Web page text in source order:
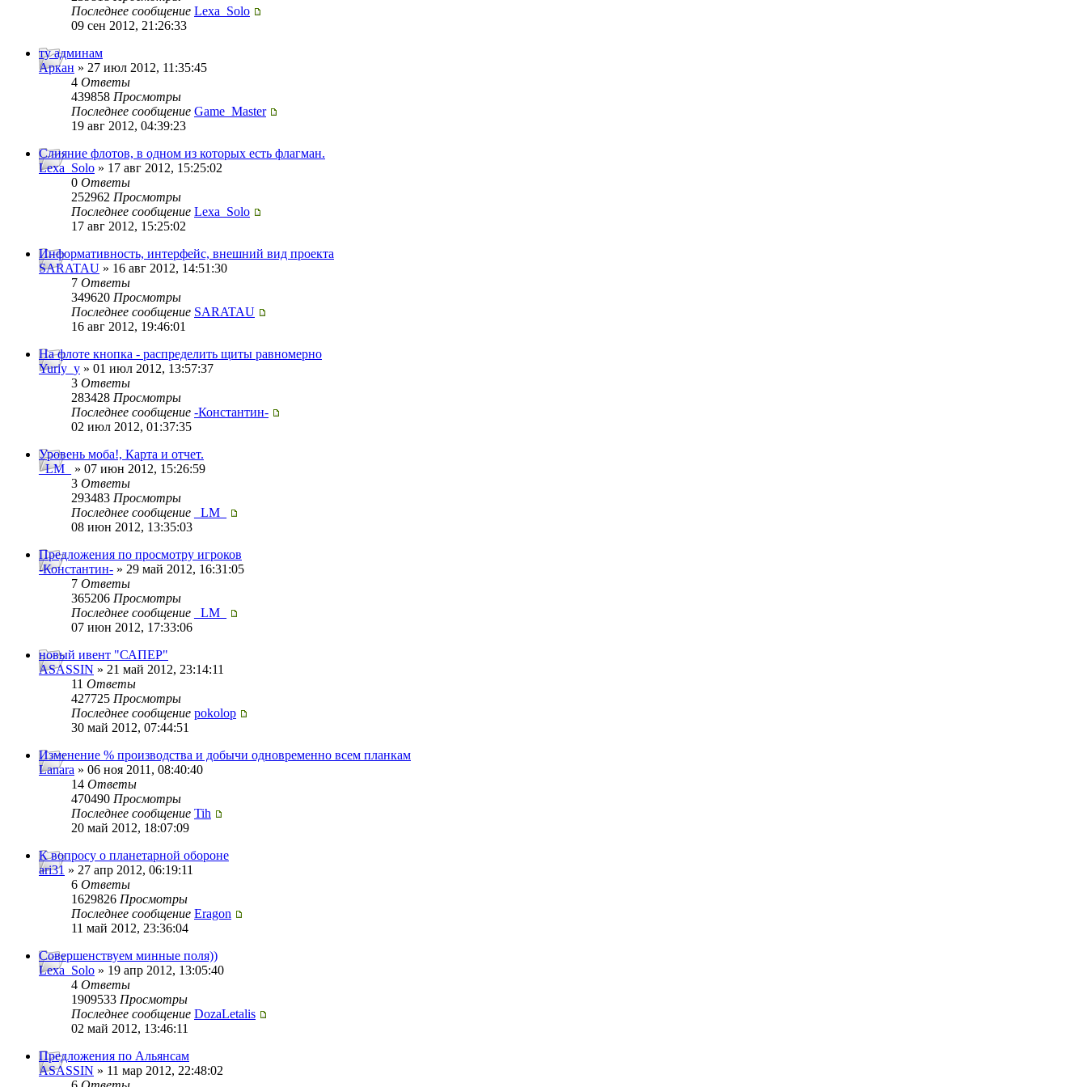
Последнее сообщение Lexa_Solo
09 сен 2012, 21:26:33
ту админам
Аркан » 27 июл 2012, 11:35:45
4 Ответы
439858 Просмотры
Последнее сообщение Game_Master
19 авг 2012, 04:39:23
Слияние флотов, в одном из которых есть флагман.
Lexa_Solo » 17 авг 2012, 15:25:02
0 Ответы
252962 Просмотры
Последнее сообщение Lexa_Solo
17 авг 2012, 15:25:02
Информативность, интерфейс, внешний вид проекта
SARATAU » 16 авг 2012, 14:51:30
7 Ответы
349620 Просмотры
Последнее сообщение SARATAU
16 авг 2012, 19:46:01
На флоте кнопка - распределить щиты равномерно
Yuriy_y » 01 июл 2012, 13:57:37
3 Ответы
283428 Просмотры
Последнее сообщение -Константин-
02 июл 2012, 01:37:35
Уровень моба!, Карта и отчет.
_LM_
» 07 июн 2012, 15:26:59
3 Ответы
293483 Просмотры
Последнее сообщение
_LM_
08 июн 2012, 13:35:03
Предложения по просмотру игроков
-Константин- » 29 май 2012, 16:31:05
7 Ответы
365206 Просмотры
Последнее сообщение
_LM_
07 июн 2012, 17:33:06
новый ивент "САПЕР"
ASASSIN » 21 май 2012, 23:14:11
11 Ответы
427725 Просмотры
Последнее сообщение pokolop
30 май 2012, 07:44:51
Изменение % производства и добычи одновременно всем планкам
Lanara » 06 ноя 2011, 08:40:40
14 Ответы
470490 Просмотры
Последнее сообщение Tih
20 май 2012, 18:07:09
К вопросу о планетарной обороне
ari31 » 27 апр 2012, 06:19:11
6 Ответы
1629826 Просмотры
Последнее сообщение Eragon
11 май 2012, 23:36:04
Совершенствуем минные поля))
Lexa_Solo » 19 апр 2012, 13:05:40
4 Ответы
1909533 Просмотры
Последнее сообщение DozaLetalis
02 май 2012, 13:46:11
Предложения по Альянсам
ASASSIN » 11 мар 2012, 22:48:02